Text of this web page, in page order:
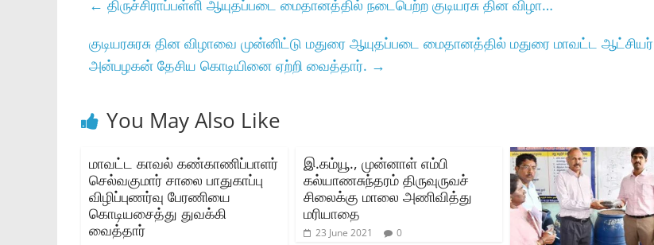
← திருச்சிராப்பள்ளி ஆயுதப்படை மைதானத்தில்‌ நடைபெற்ற குடியரசு தின விழா…
குடியரசுரசு தின விழாவை முன்னிட்டு மதுரை ஆயுதப்படை மைதானத்தில் மதுரை மாவட்ட ஆட்சியர்
அன்பழகன் தேசிய கொடியினை ஏற்றி வைத்தார். →
You May Also Like
மாவட்ட காவல் கண்காணிப்பாளர்
செல்வகுமார் சாலை பாதுகாப்பு
விழிப்புணர்வு பேரணியை
கொடியசைத்து துவக்கி
வைத்தார்
இ.கம்யூ., முன்னாள் எம்பி
கல்யாணசுந்தரம் திருவுருவச்
சிலைக்கு மாலை அணிவித்து
மரியாதை
23 June 2021 0